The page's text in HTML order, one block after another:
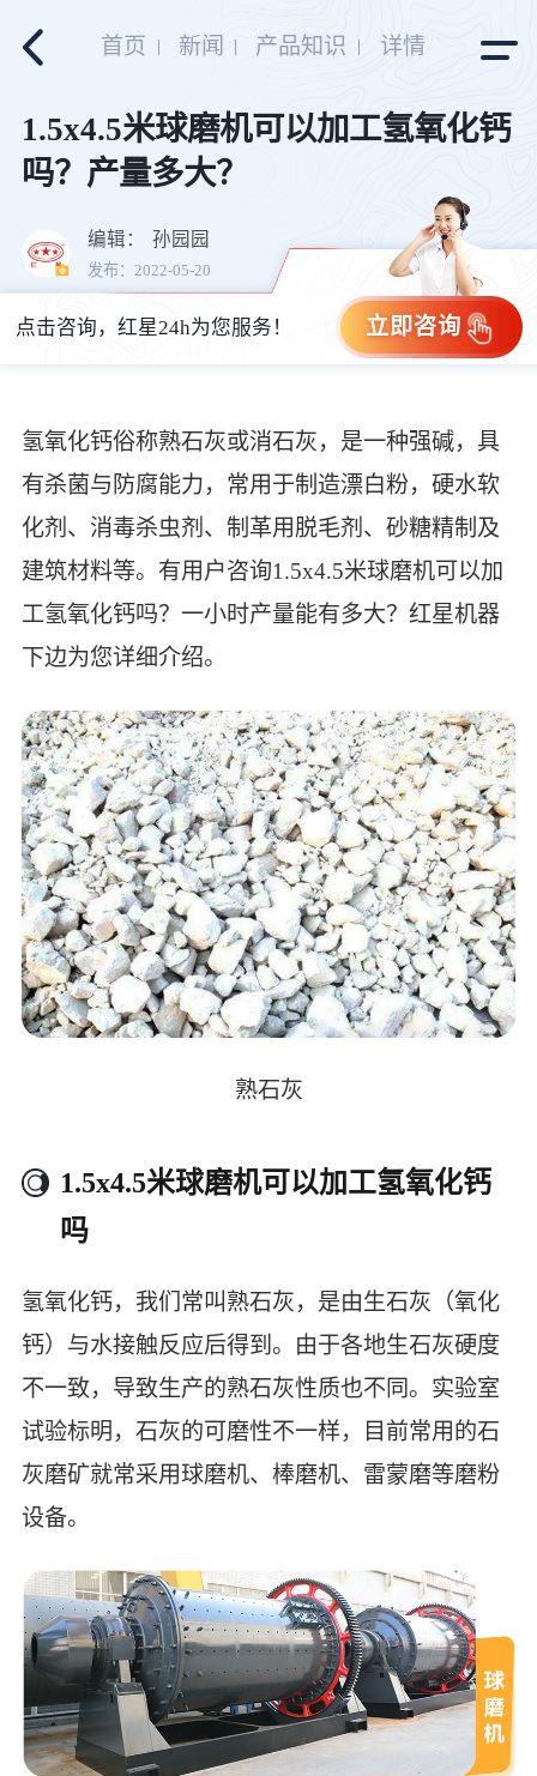
首页 新闻 产品知识 详情
1.5x4.5米球磨机可以加工氢氧化钙
吗？产量多大？
编辑： 孙园园
发布：2022-05-20
立即咨询
点击咨询，红星24h为您服务！
氢氧化钙俗称熟石灰或消石灰，是一种强碱，具
有杀菌与防腐能力，常用于制造漂白粉，硬水软
化剂、消毒杀虫剂、制革用脱毛剂、砂糖精制及
建筑材料等。有用户咨询1.5x4.5米球磨机可以加
工氢氧化钙吗？一小时产量能有多大？红星机器
下边为您详细介绍。
熟石灰
1.5x4.5米球磨机可以加工氢氧化钙
吗
氢氧化钙，我们常叫熟石灰，是由生石灰（氧化
钙）与水接触反应后得到。由于各地生石灰硬度
不一致，导致生产的熟石灰性质也不同。实验室
试验标明，石灰的可磨性不一样，目前常用的石
灰磨矿就常采用球磨机、棒磨机、雷蒙磨等磨粉
设备。